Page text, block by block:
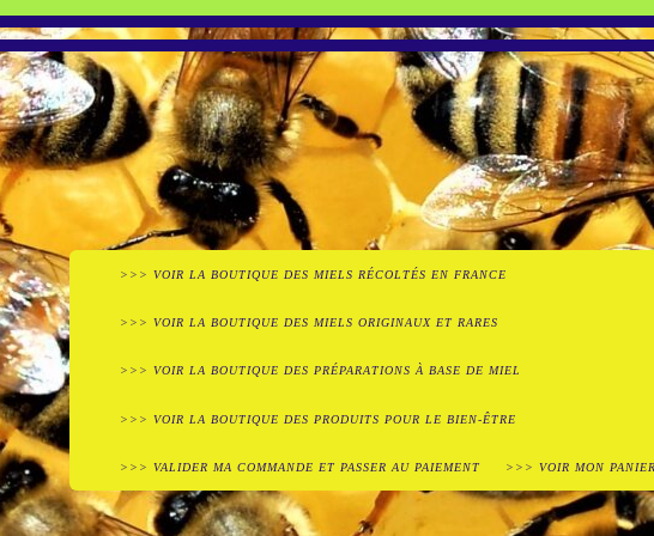
>>> VOIR LA BOUTIQUE DES MIELS RÉCOLTÉS EN FRANCE
>>> VOIR LA BOUTIQUE DES MIELS ORIGINAUX ET RARES
>>> VOIR LA BOUTIQUE DES PRÉPARATIONS À BASE DE MIEL
>>> VOIR LA BOUTIQUE DES PRODUITS POUR LE BIEN-ÊTRE
>>> VALIDER MA COMMANDE ET PASSER AU PAIEMENT >>> VOIR MON